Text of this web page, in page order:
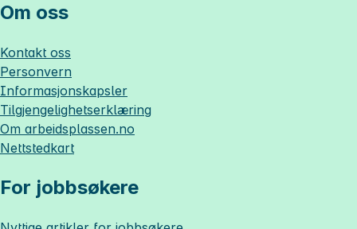
Om oss
Kontakt oss
Personvern
Informasjonskapsler
Tilgjengelighetserklæring
Om arbeidsplassen.no
Nettstedkart
For jobbsøkere